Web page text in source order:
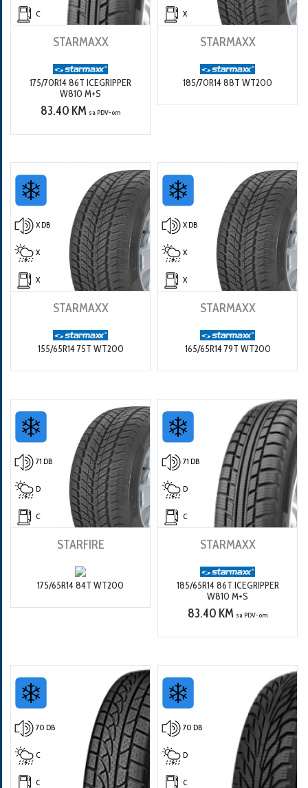
C
STARMAXX
175/70R14 86T ICEGRIPPER
W810 M+S
83.40 KM sa PDV-om
X
STARMAXX
185/70R14 88T WT200
X DB
X
X
STARMAXX
155/65R14 75T WT200
X DB
X
X
STARMAXX
165/65R14 79T WT200
71 DB
D
C
STARFIRE
175/65R14 84T WT200
71 DB
D
C
STARMAXX
185/65R14 86T ICEGRIPPER
W810 M+S
83.40 KM sa PDV-om
70 DB
C
C
70 DB
D
C